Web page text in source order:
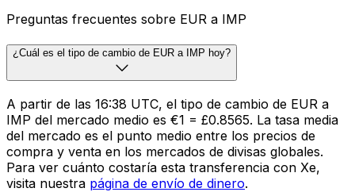
Preguntas frecuentes sobre EUR a IMP
¿Cuál es el tipo de cambio de EUR a IMP hoy?
A partir de las 16:38 UTC, el tipo de cambio de EUR a
IMP del mercado medio es €1 = £0.8565. La tasa media
del mercado es el punto medio entre los precios de
compra y venta en los mercados de divisas globales.
Para ver cuánto costaría esta transferencia con Xe,
visita nuestra página de envío de dinero.